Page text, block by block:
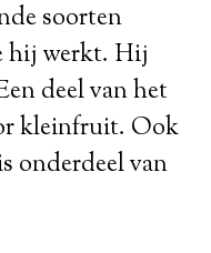
soorten
hij werkt. Hij
deel van het
kleinfruit. Ook
onderdeel van